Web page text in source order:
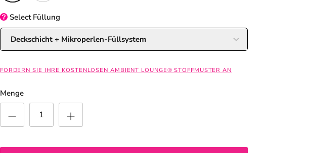
Select Füllung
Deckschicht + Mikroperlen-Füllsystem
FORDERN SIE IHRE KOSTENLOSEN AMBIENT LOUNGE® STOFFMUSTER AN
Menge